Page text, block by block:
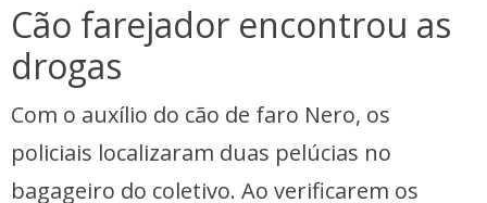
Cão farejador encontrou as
drogas
Com o auxílio do cão de faro Nero, os
policiais localizaram duas pelúcias no
bagageiro do coletivo. Ao verificarem os